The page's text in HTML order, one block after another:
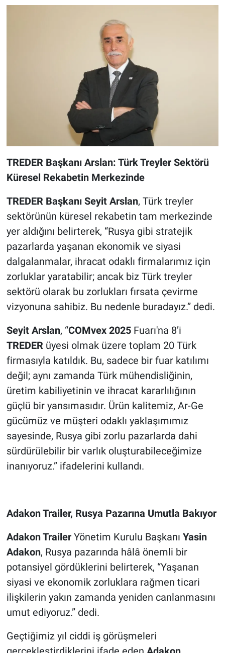
TREDER Başkanı Arslan: Türk Treyler Sektörü
Küresel Rekabetin Merkezinde
TREDER Başkanı Seyit Arslan, Türk treyler
sektörünün küresel rekabetin tam merkezinde
yer aldığını belirterek, “Rusya gibi stratejik
pazarlarda yaşanan ekonomik ve siyasi
dalgalanmalar, ihracat odaklı firmalarımız için
zorluklar yaratabilir; ancak biz Türk treyler
sektörü olarak bu zorlukları fırsata çevirme
vizyonuna sahibiz. Bu nedenle buradayız.” dedi.
Seyit Arslan, “COMvex 2025Fuarı'na 8’i
TREDERüyesi olmak üzere toplam 20 Türk
firmasıyla katıldık. Bu, sadece bir fuar katılımı
değil; aynı zamanda Türk mühendisliğinin,
üretim kabiliyetinin ve ihracat kararlılığının
güçlü bir yansımasıdır. Ürün kalitemiz, Ar-Ge
gücümüz ve müşteri odaklı yaklaşımımız
sayesinde, Rusya gibi zorlu pazarlarda dahi
sürdürülebilir bir varlık oluşturabileceğimize
inanıyoruz.” ifadelerini kullandı.
Adakon Trailer, Rusya Pazarına Umutla Bakıyor
Adakon TrailerYönetim Kurulu Başkanı Yasin
Adakon, Rusya pazarında hâlâ önemli bir
potansiyel gördüklerini belirterek, “Yaşanan
siyasi ve ekonomik zorluklara rağmen ticari
ilişkilerin yakın zamanda yeniden canlanmasını
umut ediyoruz.” dedi.
Geçtiğimiz yıl ciddi iş görüşmeleri